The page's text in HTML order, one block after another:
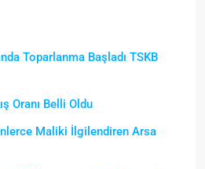
Toparlanma Başladı TSKB
Oranı Belli Oldu
Maliki İlgilendiren Arsa